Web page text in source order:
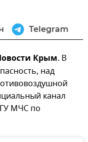
Telegram
Крым. В
над
канал
МЧС по